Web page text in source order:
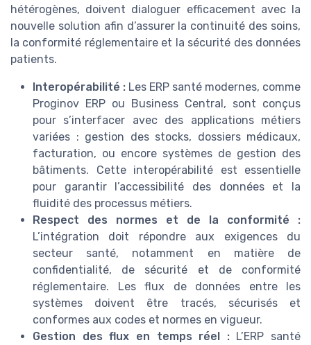
hétérogènes, doivent dialoguer efficacement avec la
nouvelle solution afin d’assurer la continuité des soins,
la conformité réglementaire et la sécurité des données
patients.
Interopérabilité : Les ERP santé modernes, comme
Proginov ERP ou Business Central, sont conçus
pour s’interfacer avec des applications métiers
variées : gestion des stocks, dossiers médicaux,
facturation, ou encore systèmes de gestion des
bâtiments. Cette interopérabilité est essentielle
pour garantir l’accessibilité des données et la
fluidité des processus métiers.
Respect des normes et de la conformité :
L’intégration doit répondre aux exigences du
secteur santé, notamment en matière de
confidentialité, de sécurité et de conformité
réglementaire. Les flux de données entre les
systèmes doivent être tracés, sécurisés et
conformes aux codes et normes en vigueur.
Gestion des flux en temps réel :L’ERP santé